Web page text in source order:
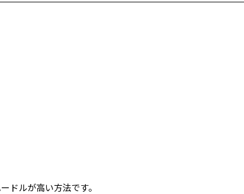
ドルが高い方法です。